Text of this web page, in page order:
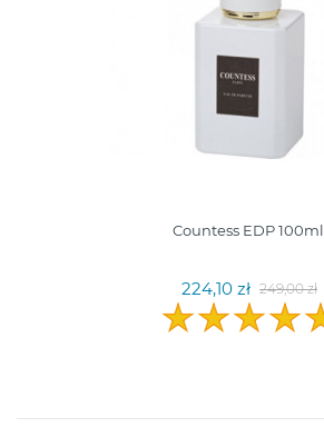
Countess EDP 100ml.
224,10 zł 249,00 zł